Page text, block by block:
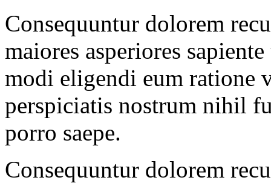
Consequuntur dolorem
maiores asperiores
modi eligendi eum ratione
perspiciatis nostrum nihil
porro saepe.
Consequuntur dolorem